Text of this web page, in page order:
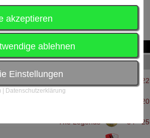
Gruppenphase
26 - 22
28 - 20
The Legends 34 - 25
akzeptieren
ablehnen
Einstellungen
| Datenschutzerklärung